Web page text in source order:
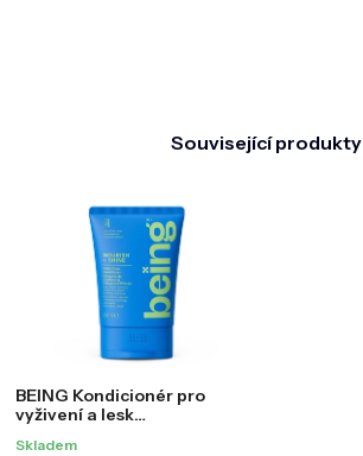
Související produkty
BEING Kondicionér pro
vyživení a lesk
Skladem